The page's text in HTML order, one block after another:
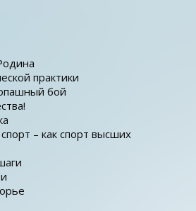
практики
бой
– как спорт высших